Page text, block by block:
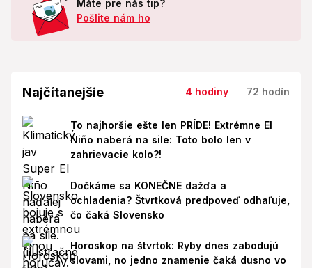
Máte pre nás tip?
Pošlite nám ho
Najčítanejšie 4 hodiny 72 hodín
To najhoršie ešte len PRÍDE! Extrémne El
Niño naberá na sile: Toto bolo len v
zahrievacie kolo?!
Dočkáme sa KONEČNE dažďa a
ochladenia? Štvrtková predpoveď odhaľuje,
čo čaká Slovensko
Horoskop na štvrtok: Ryby dnes zabodujú
slovami, no jedno znamenie čaká dusno vo